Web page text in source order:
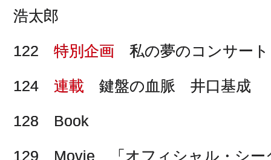
浩太郎
122 特別企画 私の夢のコンサー
124 連載 鍵盤の血脈 井口基成
128 Book
129 Movie 「オフィシャル・シー